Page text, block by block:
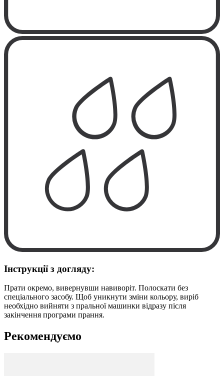
Інструкції з догляду:
Прати окремо, вивернувши навиворіт. Полоскати без
спеціального засобу. Щоб уникнути зміни кольору, виріб
необхідно вийняти з пральної машинки відразу після
закінчення програми прання.
Рекомендуємо